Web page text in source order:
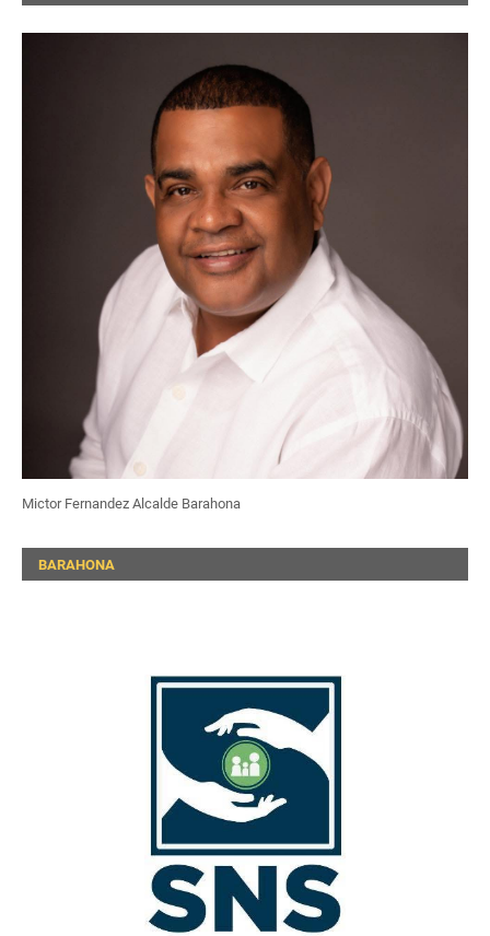
Mictor Fernandez Alcalde Barahona
BARAHONA